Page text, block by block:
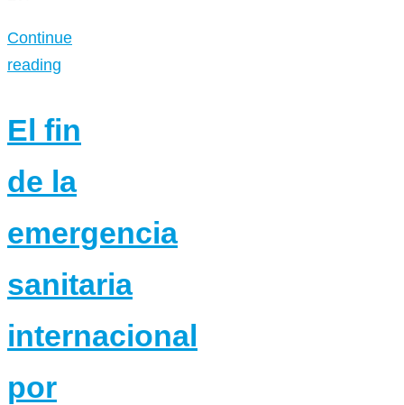
Continue
reading
El fin
de la
emergencia
sanitaria
internacional
por